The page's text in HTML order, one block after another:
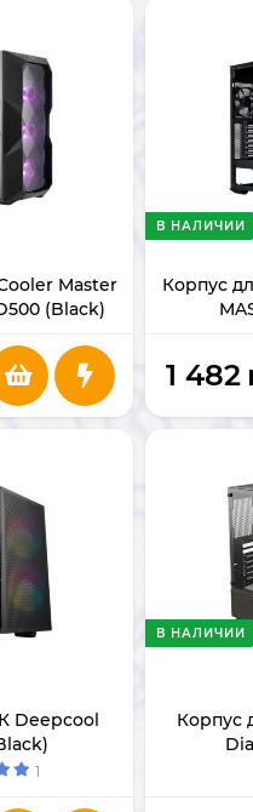
Master
(Black)
Корпус
В НАЛИЧИИ
1 482
Deepcool
1
Корпус
В НАЛИЧИИ